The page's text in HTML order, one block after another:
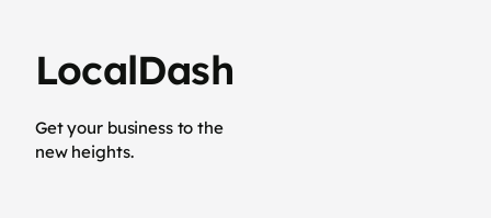
LocalDash
Get your business to the
new heights.